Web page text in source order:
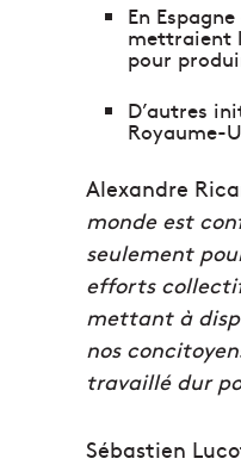
En
mettraient
pour
D’autres
Royaume-
Alexandre
monde est
seulement
efforts
mettant à
nos
travaillé dur
Sébastien